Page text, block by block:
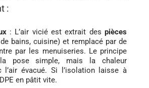
:
: L’air vicié est extrait despièces
bains, cuisine) et remplacé par de
par les menuiseries. Le principe
pose simple, mais la chaleur
l’air évacué. Si l’isolation laisse à
en pâtit vite.